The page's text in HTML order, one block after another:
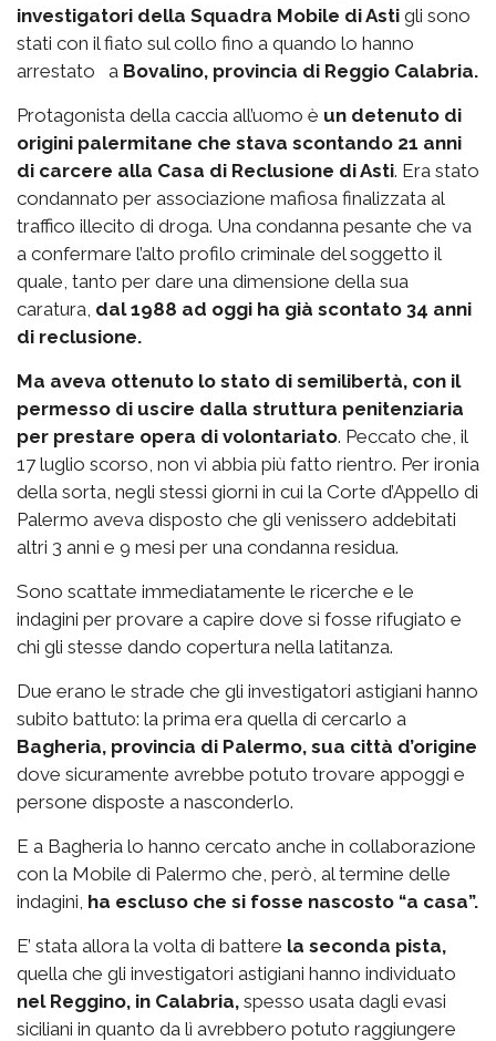
investigatori della Squadra Mobile di Asti gli sono
stati con il fiato sul collo fino a quando lo hanno
arrestato a Bovalino, provincia di Reggio Calabria.
Protagonista della caccia all’uomo è un detenuto di
origini palermitane che stava scontando 21 anni
di carcere alla Casa di Reclusione di Asti. Era stato
condannato per associazione mafiosa finalizzata al
traffico illecito di droga. Una condanna pesante che va
a confermare l’alto profilo criminale del soggetto il
quale, tanto per dare una dimensione della sua
caratura, dal 1988 ad oggi ha già scontato 34 anni
di reclusione.
Ma aveva ottenuto lo stato di semilibertà, con il
permesso di uscire dalla struttura penitenziaria
per prestare opera di volontariato. Peccato che, il
17 luglio scorso, non vi abbia più fatto rientro. Per ironia
della sorta, negli stessi giorni in cui la Corte d’Appello di
Palermo aveva disposto che gli venissero addebitati
altri 3 anni e 9 mesi per una condanna residua.
Sono scattate immediatamente le ricerche e le
indagini per provare a capire dove si fosse rifugiato e
chi gli stesse dando copertura nella latitanza.
Due erano le strade che gli investigatori astigiani hanno
subito battuto: la prima era quella di cercarlo a
Bagheria, provincia di Palermo, sua città d’origine
dove sicuramente avrebbe potuto trovare appoggi e
persone disposte a nasconderlo.
E a Bagheria lo hanno cercato anche in collaborazione
con la Mobile di Palermo che, però, al termine delle
indagini, ha escluso che si fosse nascosto “a casa”.
E’ stata allora la volta di battere la seconda pista,
quella che gli investigatori astigiani hanno individuato
nel Reggino, in Calabria, spesso usata dagli evasi
siciliani in quanto da lì avrebbero potuto raggiungere